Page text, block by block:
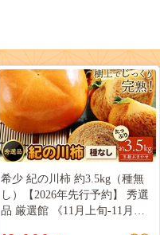
希少 紀の川柿 約3.5kg（種無
し）【2026年先行予約】 秀選
品 厳選館 《11月上旬-11月中